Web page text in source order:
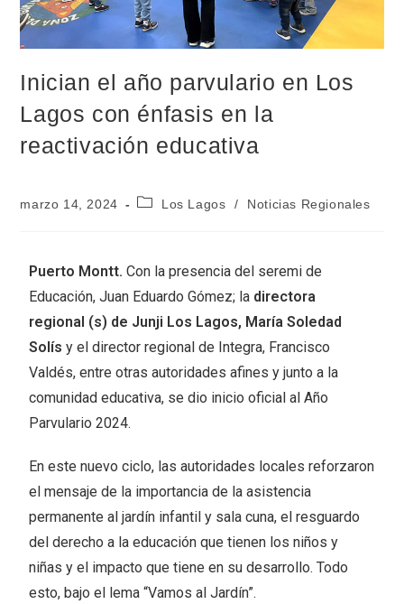
Inician el año parvulario en Los
Lagos con énfasis en la
reactivación educativa
marzo 14, 2024 Los Lagos / Noticias Regionales
Puerto Montt. Con la presencia del seremi de
Educación, Juan Eduardo Gómez; la directora
regional (s) de Junji Los Lagos, María Soledad
Solís y el director regional de Integra, Francisco
Valdés, entre otras autoridades afines y junto a la
comunidad educativa, se dio inicio oficial al Año
Parvulario 2024.
En este nuevo ciclo, las autoridades locales reforzaron
el mensaje de la importancia de la asistencia
permanente al jardín infantil y sala cuna, el resguardo
del derecho a la educación que tienen los niños y
niñas y el impacto que tiene en su desarrollo. Todo
esto, bajo el lema “Vamos al Jardín”.